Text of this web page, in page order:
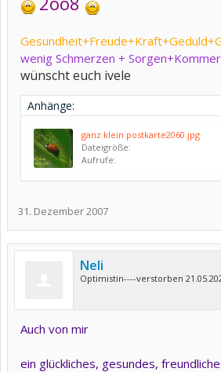
wenig Schmerzen + Sorgen+Kommer
wünscht euch ivele
Anhänge:
ganz klein postkarte2060.jpg
Dateigröße:
Aufrufe:
31. Dezember 2007
Neli
Optimistin----verstorben
Auch von mir
ein glückliches, gesundes,